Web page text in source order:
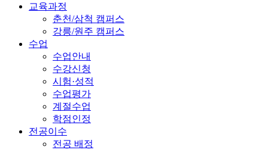
교육과정
춘천/삼척 캠퍼스
강릉/원주 캠퍼스
수업
수업안내
수강신청
시험·성적
수업평가
계절수업
학점인정
전공이수
전공 배정